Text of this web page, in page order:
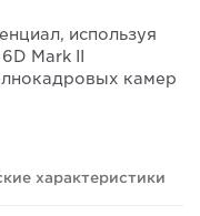
используя
Mark II
камер
характеристики